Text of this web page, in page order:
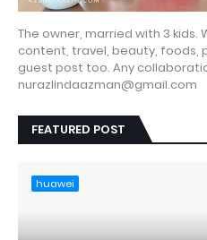
The owner, married with 3 kids.
content, travel, beauty, foods,
guest post too. Any
nurazlindaazman@gmail.com
FEATURED POST
huawei